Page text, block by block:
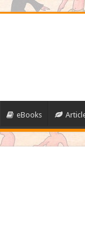
eBooks